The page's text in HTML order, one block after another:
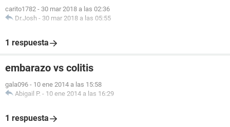
carito1782 - 30 mar 2018 a las 02:36
Dr.Josh - 30 mar 2018 a las 05:55
1 respuesta
embarazo vs colitis
gala096 - 10 ene 2014 a las 15:58
Abigail P. - 10 ene 2014 a las 16:29
1 respuesta